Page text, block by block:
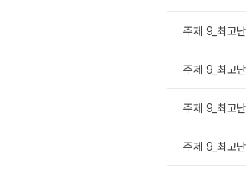
주제 9_최고
주제 9_최고
주제 9_최고
주제 9_최고